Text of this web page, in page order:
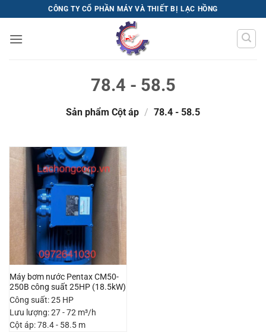
qua
nội
CÔNG TY CỔ PHẦN MÁY VÀ THIẾT BỊ LẠC HỒNG
78.4 - 58.5
Sản phẩm Cột áp / 78.4 - 58.5
Máy bơm nước Pentax CM50-
250B công suất 25HP (18.5kW)
Công suất: 25 HP
Lưu lượng: 27 - 72 m³/h
Cột áp: 78.4 - 58.5 m